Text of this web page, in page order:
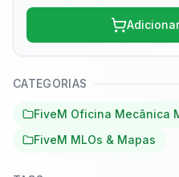
CATEGORIAS
FiveM Oficina Mecânica
FiveM MLOs & Mapas